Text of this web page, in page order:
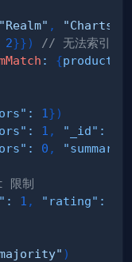
"Realm" , "Charts"
2}})
// 无法索引 -
: {product
: 1 })
: 1 , "_id" :
: 0 , "summary"
制
: 1 , "rating" :
)